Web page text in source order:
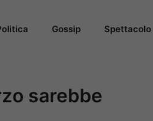
Gossip Spettacolo
sarebbe